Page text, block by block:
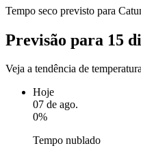
Tempo seco previsto para
Previsão para 15
Veja a tendência de
Hoje
07 de ago.
0%
Tempo nublado